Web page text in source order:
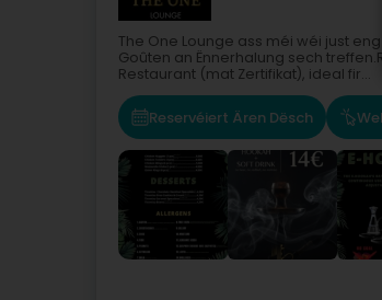
The One Lounge ass méi wéi just
Goûten an Ënnerhalung sech
Restaurant (mat Zertifikat), ideal fir...
Reservéiert Ären Dësch